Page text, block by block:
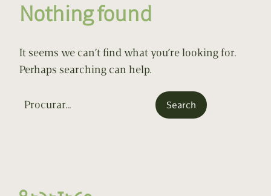
Nothing found
It seems we can’t find what you’re looking for.
Perhaps searching can help.